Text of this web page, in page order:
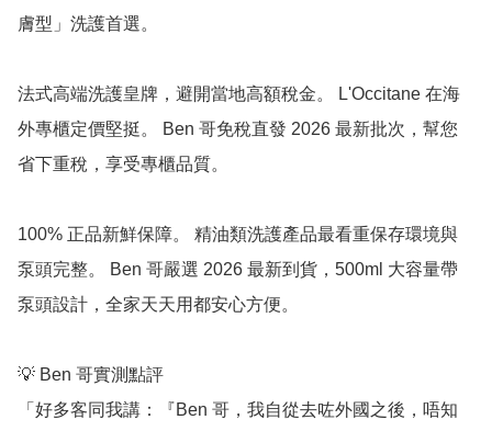
膚型」洗護首選。
法式高端洗護皇牌，避開當地高額稅金。 L'Occitane 在海
外專櫃定價堅挺。 Ben 哥免稅直發 2026 最新批次，幫您
省下重稅，享受專櫃品質。
100% 正品新鮮保障。 精油類洗護產品最看重保存環境與
泵頭完整。 Ben 哥嚴選 2026 最新到貨，500ml 大容量帶
泵頭設計，全家天天用都安心方便。
💡 Ben 哥實測點評
「好多客同我講：『Ben 哥，我自從去咗外國之後，唔知